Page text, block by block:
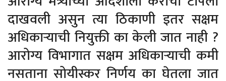
दाखवली असुन त्या ठिकाणी इतर सक्षम
अधिकाऱ्याची नियुक्ती का केली जात नाही ?
आरोग्य विभागात सक्षम अधिकाऱ्याची कमी
नसताना सोयीस्कर निर्णय का घेतला जात